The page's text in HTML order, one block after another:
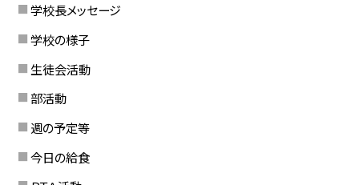
学校長メッセージ
学校の様子
生徒会活動
部活動
週の予定等
今日の給食